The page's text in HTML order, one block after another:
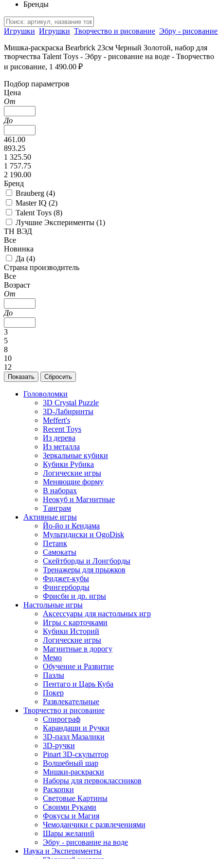
Бренды
Игрушки Игрушки Творчество и рисование Эбру -
Мишка-раскраска Bearbrick 23см Черный Золотой, набор для
творчества Talent Toys - Эбру - рисование на воде - Творчество
и рисование, 1 490.00 ₽
Подбор параметров
Цена
От
До
461.00
893.25
1 325.50
1 757.75
2 190.00
Бренд
Brauberg (4)
Master IQ (2)
Talent Toys (8)
Лучшие Эксперименты (1)
ТН ВЭД
Все
Новинка
Да (4)
Страна производитель
Все
Возраст
От
До
3
5
8
10
12
Головоломки
3D Crystal Puzzle
3D-Лабиринты
Meffert's
Recent Toys
Из дерева
Из металла
Зеркальные кубики
Кубики Рубика
Логические игры
Меняющие форму
В наборах
Неокуб и Магнитные
Танграм
Активные игры
Йо-йо и Кендама
Мультидиски и OgoDisk
Петанк
Самокаты
Скейтборды и Лонгборды
Тренажеры для прыжков
Фиджет-кубы
Фингерборды
Фрисби и др. игры
Настольные игры
Аксессуары для настольных игр
Игры с карточками
Кубики Историй
Логические игры
Магнитные в дорогу
Мемо
Обучение и Развитие
Пазлы
Пентаго и Царь Куба
Покер
Развлекательные
Творчество и рисование
Спирограф
Карандаши и Ручки
3D-пазл Мазалики
3D-ручки
Pinart 3D-скульптор
Волшебный шар
Мишки-раскраски
Наборы для первоклассников
Раскопки
Световые Картины
Своими Руками
Фокусы и Магия
Чемоданчики с развлечениями
Шары желаний
Эбру - рисование на воде
Наука и Эксперименты